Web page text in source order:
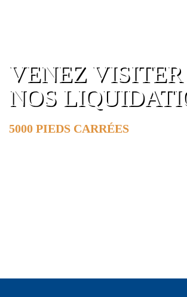
VENEZ VISITER
NOS
5000 PIEDS CARRÉES